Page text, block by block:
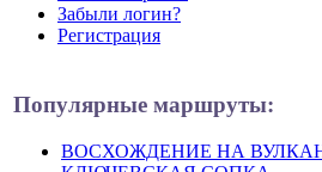
Забыли логин?
Регистрация
Популярные маршруты:
ВОСХОЖДЕНИЕ НА